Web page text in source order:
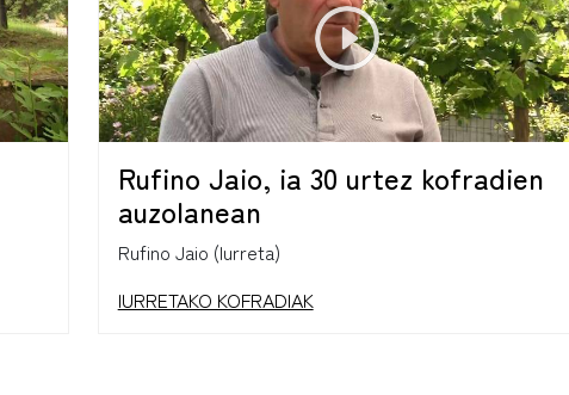
Rufino Jaio, ia 30 urtez kofradien
auzolanean
Rufino Jaio (Iurreta)
IURRETAKO KOFRADIAK